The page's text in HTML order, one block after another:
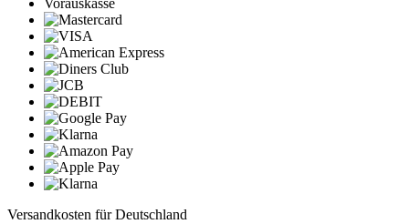
Vorauskasse
Versandkosten für Deutschland